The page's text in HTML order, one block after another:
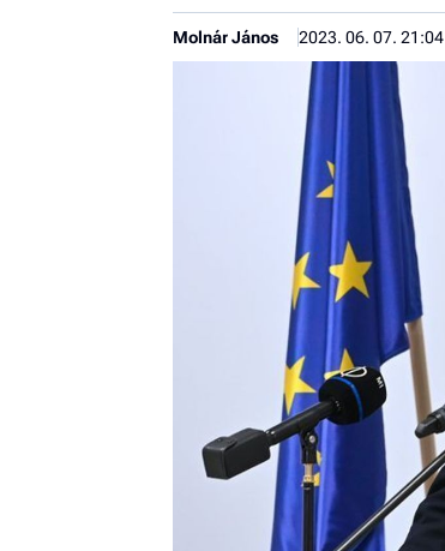
Molnár János 2023. 06. 07. 21:04